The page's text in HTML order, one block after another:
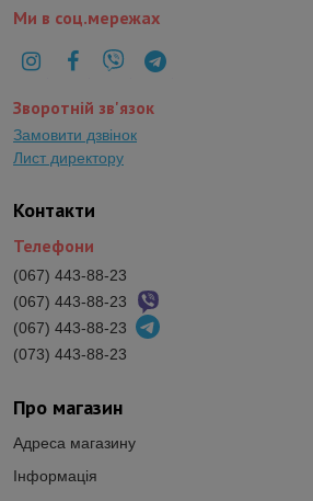
Про магазин
Адреса магазину
Інформація
Контакти
Телефони
(067) 443-88-23
(067) 443-88-23
(067) 443-88-23
(073) 443-88-23
Ми в соц.мережах
Зворотній зв'язок
Замовити дзвінок
Лист директору